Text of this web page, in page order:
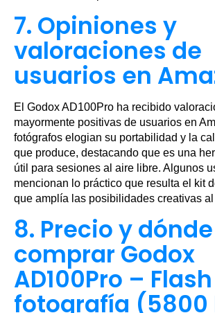
7. Opiniones y
valoraciones de
usuarios en
El Godox AD100Pro ha recibido
mayormente positivas de usuarios en
fotógrafos elogian su portabilidad y la
que produce, destacando que es una
útil para sesiones al aire libre. Algunos
mencionan lo práctico que resulta el kit
que amplía las posibilidades creativas al
8. Precio y dónde
comprar Godox
AD100Pro –
fotografía (5800